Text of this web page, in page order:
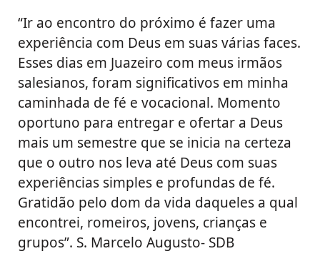
“Ir ao encontro do próximo é fazer uma
experiência com Deus em suas várias faces.
Esses dias em Juazeiro com meus irmãos
salesianos, foram significativos em minha
caminhada de fé e vocacional. Momento
oportuno para entregar e ofertar a Deus
mais um semestre que se inicia na certeza
que o outro nos leva até Deus com suas
experiências simples e profundas de fé.
Gratidão pelo dom da vida daqueles a qual
encontrei, romeiros, jovens, crianças e
grupos”. S. Marcelo Augusto- SDB